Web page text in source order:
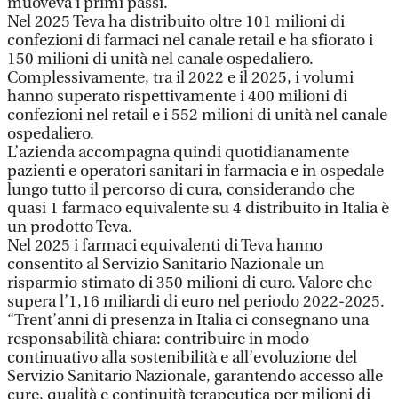
Nel 2025 Teva ha distribuito oltre 101 milioni di
confezioni di farmaci nel canale retail e ha sfiorato i
150 milioni di unità nel canale ospedaliero.
Complessivamente, tra il 2022 e il 2025, i volumi
hanno superato rispettivamente i 400 milioni di
confezioni nel retail e i 552 milioni di unità nel canale
ospedaliero.
L’azienda accompagna quindi quotidianamente
pazienti e operatori sanitari in farmacia e in ospedale
lungo tutto il percorso di cura, considerando che
quasi 1 farmaco equivalente su 4 distribuito in Italia è
un prodotto Teva.
Nel 2025 i farmaci equivalenti di Teva hanno
consentito al Servizio Sanitario Nazionale un
risparmio stimato di 350 milioni di euro. Valore che
supera l’1,16 miliardi di euro nel periodo 2022-2025.
“Trent’anni di presenza in Italia ci consegnano una
responsabilità chiara: contribuire in modo
continuativo alla sostenibilità e all’evoluzione del
Servizio Sanitario Nazionale, garantendo accesso alle
cure, qualità e continuità terapeutica per milioni di